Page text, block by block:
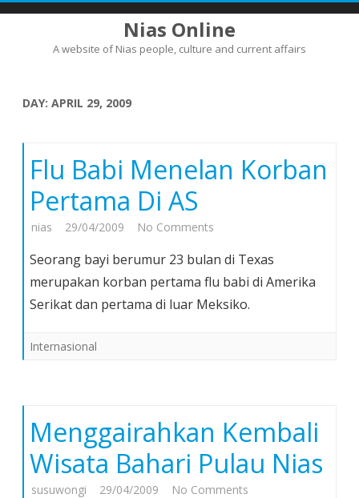
Nias Online
A website of Nias people, culture and current affairs
DAY: APRIL 29, 2009
Flu Babi Menelan Korban
Pertama Di AS
nias 29/04/2009 No Comments
Babi
Menelan
Korban
Seorang bayi berumur 23 bulan di Texas
merupakan korban pertama flu babi di Amerika
Serikat dan pertama di luar Meksiko.
Internasional
Menggairahkan Kembali
Wisata Bahari Pulau Nias
susuwongi 29/04/2009 No Comments